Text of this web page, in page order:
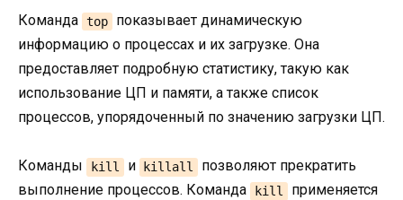
Команда top
показывает динамическую
информацию о процессах и их загрузке. Она
предоставляет подробную статистику, такую как
использование ЦП и памяти, а также список
процессов, упорядоченный по значению загрузки ЦП.
Команды kill и killall
позволяют прекратить
выполнение процессов. Команда
kill
применяется